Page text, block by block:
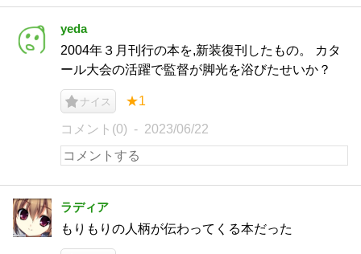
yeda
2004年３月刊行の本を,新装復刊したもの。 カタ
ール大会の活躍で監督が脚光を浴びたせいか？
ナイス ★1
コメント(0) 2023/06/22
ラディア
もりもりの人柄が伝わってくる本だった